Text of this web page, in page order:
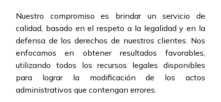
Nuestro compromiso es brindar un servicio de
calidad, basado en el respeto a la legalidad y en la
defensa de los derechos de nuestros clientes. Nos
enfocamos en obtener resultados favorables,
utilizando todos los recursos legales disponibles
para lograr la modificación de los actos
administrativos que contengan errores.